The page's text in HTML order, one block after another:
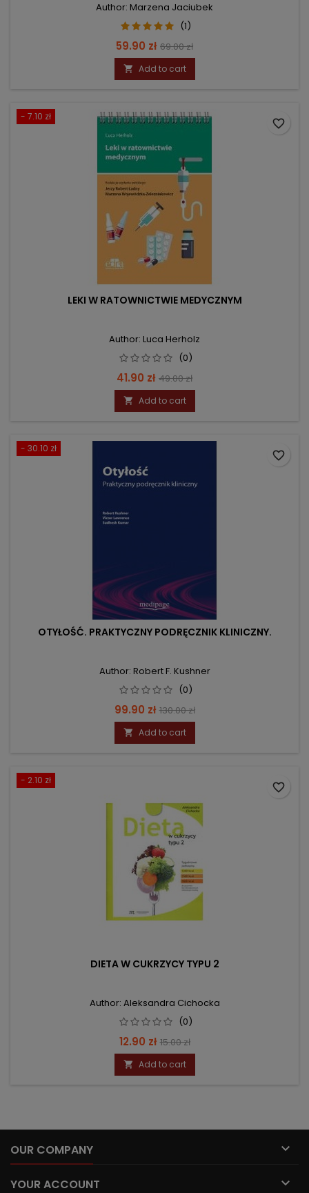
Author: Marzena Jaciubek
(1)
Price
59.90 zł Regular
price
69.00 zł
 Add to cart
- 7.10 zł
LEKI W RATOWNICTWIE MEDYCZNYM
Author: Luca Herholz
(0)
Price
41.90 zł Regular
price
49.00 zł
 Add to cart
favorite_border
- 30.10 zł
OTYŁOŚĆ. PRAKTYCZNY PODRĘCZNIK KLINICZNY.
Author: Robert F. Kushner
(0)
Price
99.90 zł Regular
price
130.00 zł
 Add to cart
favorite_border
- 2.10 zł
DIETA W CUKRZYCY TYPU 2
Author: Aleksandra Cichocka
(0)
Price
12.90 zł Regular
price
15.00 zł
 Add to cart
favorite_border
OUR COMPANY 
YOUR ACCOUNT 